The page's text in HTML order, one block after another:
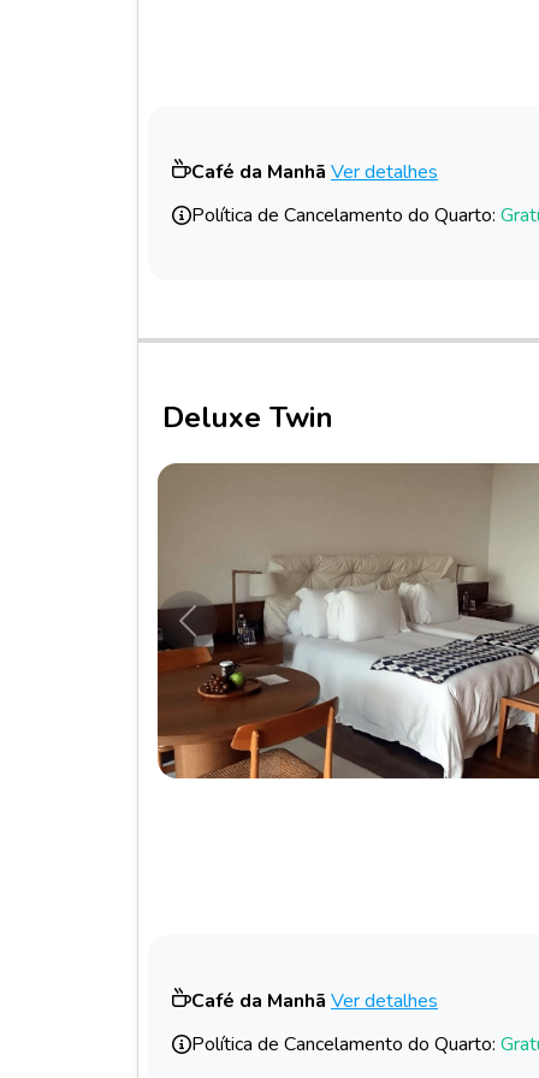
Café da Manhã Ver detalhes
Política de Cancelamento do Quarto:
Deluxe Twin
Anterior
Café da Manhã Ver detalhes
Política de Cancelamento do Quarto: